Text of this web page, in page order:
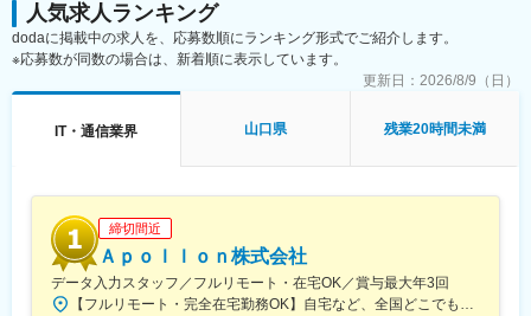
■部署で利用しているツール／環境：
・OS／Windows11
・M365／Outlook、Excel、Word、Powerpoint、Onenote、
Plannner等
・営業システム／MA-EYES（入社後に習得していただきます。）
年間休日 120日、土日祝休、残業20h
フルフレックス（コアタイムなし）
リモートワーク可
男性育休の取得率も上昇中
子育てとの両立を応援し、ライフステージが変わっても安心して
働ける環境です。
人気求人ランキング
dodaに掲載中の求人を、応募数順にランキング形式でご紹介します。
※応募数が同数の場合は、新着順に表示しています。
更新日： 2026/8/9（日）
IT・通信業界 山口県 残業20時間未満
締切間近
Ａｐｏｌｌｏｎ株式会社
データ入力スタッフ／フルリモート・在宅OK／賞与最大年3回
【フルリモート・完全在宅勤務OK】自宅など、全国どこでもあなたが働きやすい場所で働けます★転居を伴う転勤なし★全国47都道府県どこからでも応募OK【本社】東京都新宿区山吹町130番地の15 茜ビル2-A＜アクセス＞有楽町線「江戸川橋駅」、東西線「東西線」より徒歩10分※受動喫煙対策：あり